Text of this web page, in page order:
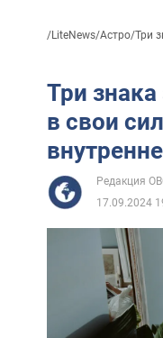
/LiteNews/Астро/Три
Три
в свои
Редакция
17.09.2024